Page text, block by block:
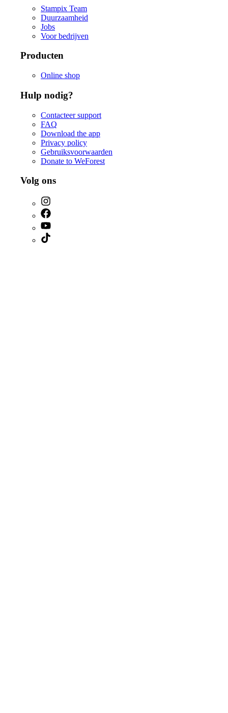
Stampix Team
Duurzaamheid
Jobs
Voor bedrijven
Producten
Online shop
Hulp nodig?
Contacteer support
FAQ
Download the app
Privacy policy
Gebruiksvoorwaarden
Donate to WeForest
Volg ons